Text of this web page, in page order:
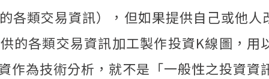
各類交易資訊），但如果提供自己或他
的各類交易資訊加工製作投資K線圖，用
作為技術分析，就不是「一般性之投資資